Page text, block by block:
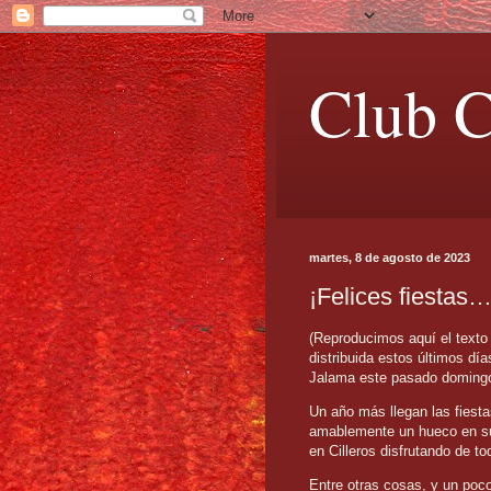
Club
martes, 8 de agosto de 2023
¡Felices
(Reproducimos aquí el
distribuida estos últimos
Jalama este pasado
Un año más llegan las
amablemente un hueco en
en Cilleros disfrutando de
Entre otras cosas, y un